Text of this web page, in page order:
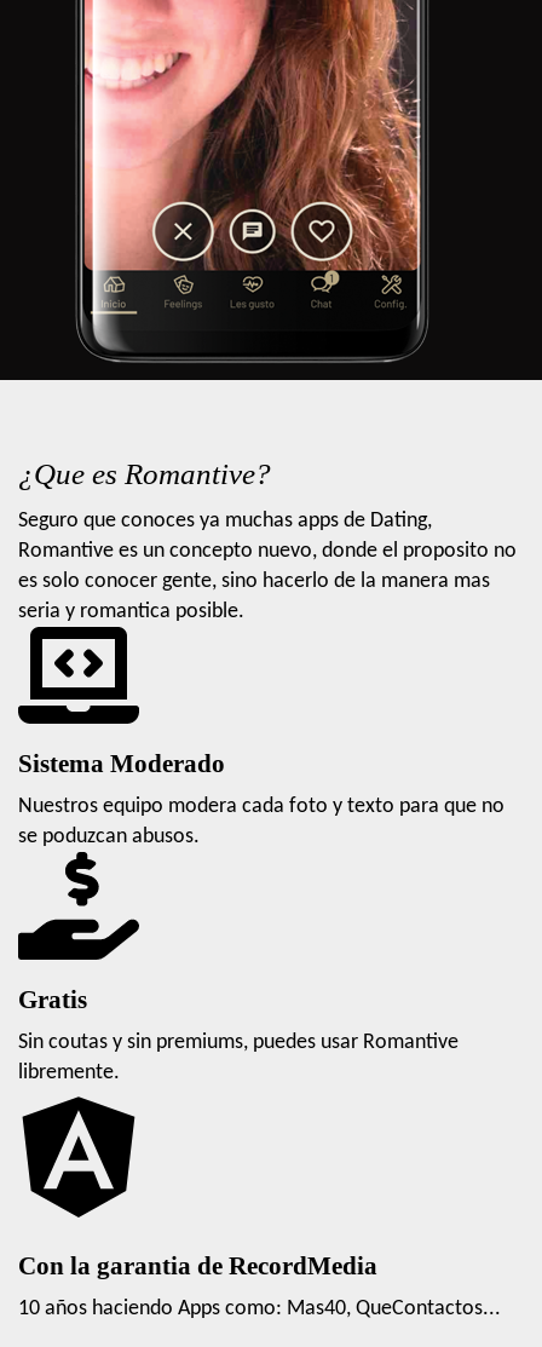
¿Que es Romantive?
Seguro que conoces ya muchas apps de Dating,
Romantive es un concepto nuevo, donde el proposito no
es solo conocer gente, sino hacerlo de la manera mas
seria y romantica posible.
Sistema Moderado
Nuestros equipo modera cada foto y texto para que no
se poduzcan abusos.
Gratis
Sin coutas y sin premiums, puedes usar Romantive
libremente.
Con la garantia de RecordMedia
10 años haciendo Apps como: Mas40, QueContactos...